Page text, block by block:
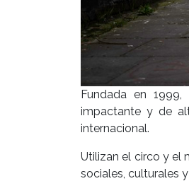
Fundada en
impactante y de
internacional.
Utilizan el circo y el
sociales, culturales